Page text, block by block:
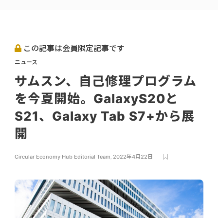
この記事は会員限定記事です
ニュース
サムスン、自己修理プログラム
を今夏開始。GalaxyS20と
S21、Galaxy Tab S7+から展
開
Circular Economy Hub Editorial Team, 2022年4月22日